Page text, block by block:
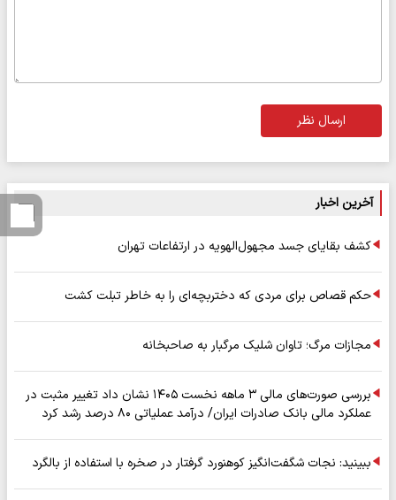
ارسال نظر
آخرین اخبار
کشف بقایای جسد مجهول‌الهویه در ارتفاعات تهران
حکم قصاص برای مردی که دختربچه‌ای را به خاطر تبلت کشت
مجازات مرگ؛ تاوان شلیک مرگبار به صاحبخانه
بررسی صورت‌های مالی ۳ ماهه نخست ۱۴۰۵ نشان داد تغییر مثبت در
عملکرد مالی بانک صادرات ایران/ درآمد عملیاتی ۸۰ درصد رشد کرد
ببینید: نجات شگفت‌انگیز کوهنورد گرفتار در صخره با استفاده از بالگرد